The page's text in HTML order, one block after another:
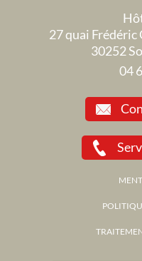
27 quai Frédéric
30252
04